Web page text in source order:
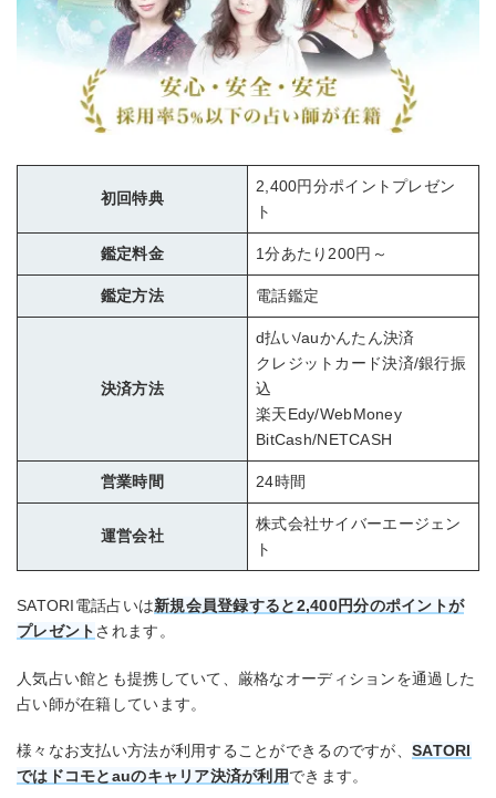
初回特典
2,400円分ポイントプレゼン
ト
鑑定料金 1分あたり200円～
鑑定方法 電話鑑定
決済方法
d払い/auかんたん決済
クレジットカード決済/銀行振
込
楽天Edy/WebMoney
BitCash/NETCASH
営業時間 24時間
運営会社
株式会社サイバーエージェン
ト
SATORI電話占いは新規会員登録すると2,400円分のポイントが
プレゼントされます。
人気占い館とも提携していて、厳格なオーディションを通過した
占い師が在籍しています。
様々なお支払い方法が利用することができるのですが、 SATORI
ではドコモとauのキャリア決済が利用できます。